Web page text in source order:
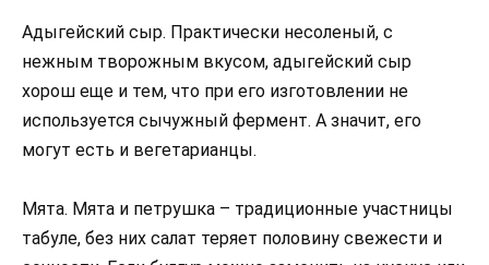
Адыгейский сыр. Практически несоленый, с
нежным творожным вкусом, адыгейский сыр
хорош еще и тем, что при его изготовлении не
используется сычужный фермент. А значит, его
могут есть и вегетарианцы.
Мята. Мята и петрушка – традиционные участницы
табуле, без них салат теряет половину свежести и